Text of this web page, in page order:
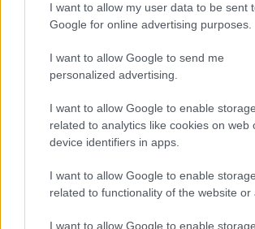
I want to allow my user data to be sent
Google for online advertising purposes.
I want to allow Google to send me
personalized advertising.
I want to allow Google to enable storage
related to analytics like cookies on web
device identifiers in apps.
I want to allow Google to enable storage
related to functionality of the website or
I want to allow Google to enable storage
sztereolitográfiában (SLA) egyaránt
technológiáiból sok más vállalat
iparágak és az alkalmazások köre
bővül.
Magyarországon.
szinterezés Formlabs